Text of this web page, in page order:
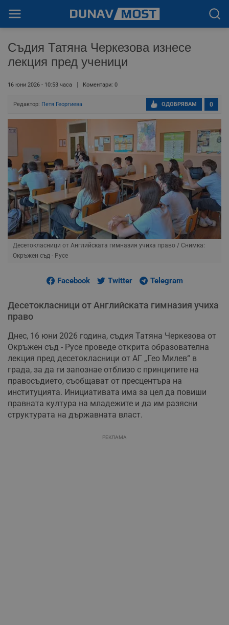
Съдия Татяна Черкезова изнесе
лекция пред ученици
16 юни 2026 - 10:53 часа Коментари: 0
Редактор: Петя Георгиева 0
ОДОБРЯВАМ
Десетокласници от Английската гимназия учиха право / Снимка:
Окръжен съд - Русе
Facebook Twitter Telegram
Десетокласници от Английската гимназия учиха
право
Днес, 16 юни 2026 година, съдия Татяна Черкезова от
Окръжен съд - Русе проведе открита образователна
лекция пред десетокласници от АГ „Гео Милев“ в
града, за да ги запознае отблизо с принципите на
правосъдието, съобщават от пресцентъра на
институцията. Инициативата има за цел да повиши
правната култура на младежите и да им разясни
структурата на държавната власт.
РЕКЛАМА